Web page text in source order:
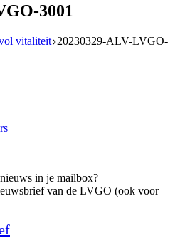
3001
vitaliteit 20230329-ALV-LVGO-
in je mailbox?
van de LVGO (ook voor